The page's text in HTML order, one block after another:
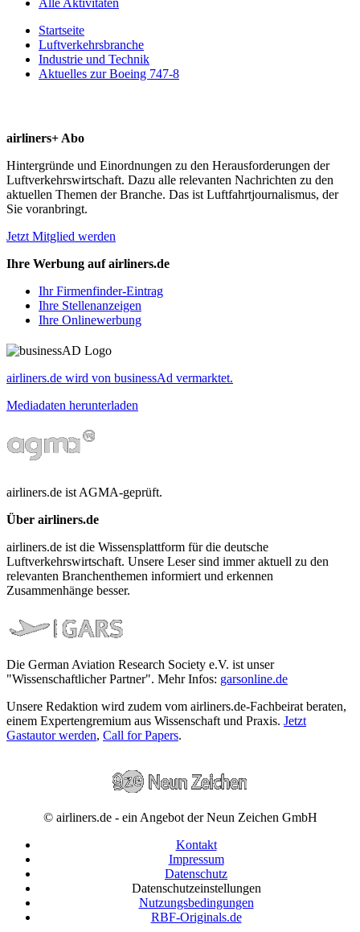
Startseite
Luftverkehrsbranche
Industrie und Technik
Aktuelles zur Boeing 747-8
airliners+ Abo
Hintergründe und Einordnungen zu den Herausforderungen der
Luftverkehrswirtschaft. Dazu alle relevanten Nachrichten zu den
aktuellen Themen der Branche. Das ist Luftfahrtjournalismus, der
Sie voranbringt.
Jetzt Mitglied werden
Ihre Werbung auf airliners.de
Ihr Firmenfinder-Eintrag
Ihre Stellenanzeigen
Ihre Onlinewerbung
airliners.de wird von businessAd vermarktet.
Mediadaten herunterladen
airliners.de ist AGMA-geprüft.
Über airliners.de
airliners.de ist die Wissensplattform für die deutsche
Luftverkehrswirtschaft. Unsere Leser sind immer aktuell zu den
relevanten Branchenthemen informiert und erkennen
Zusammenhänge besser.
Die German Aviation Research Society e.V. ist unser
"Wissenschaftlicher Partner". Mehr Infos: garsonline.de
Unsere Redaktion wird zudem vom airliners.de-Fachbeirat beraten,
einem Expertengremium aus Wissenschaft und Praxis. Jetzt
Gastautor werden, Call for Papers.
© airliners.de - ein Angebot der Neun Zeichen GmbH
Kontakt
Impressum
Datenschutz
Datenschutzeinstellungen
Nutzungsbedingungen
RBF-Originals.de